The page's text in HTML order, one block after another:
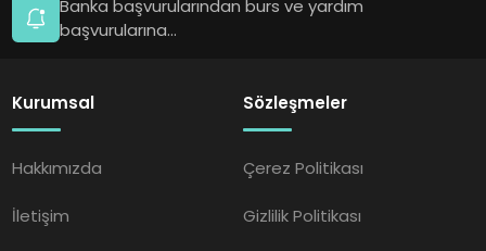
Banka başvurularından burs ve yardım
başvurularına...
Kurumsal
Hakkımızda
İletişim
Sözleşmeler
Çerez Politikası
Gizlilik Politikası